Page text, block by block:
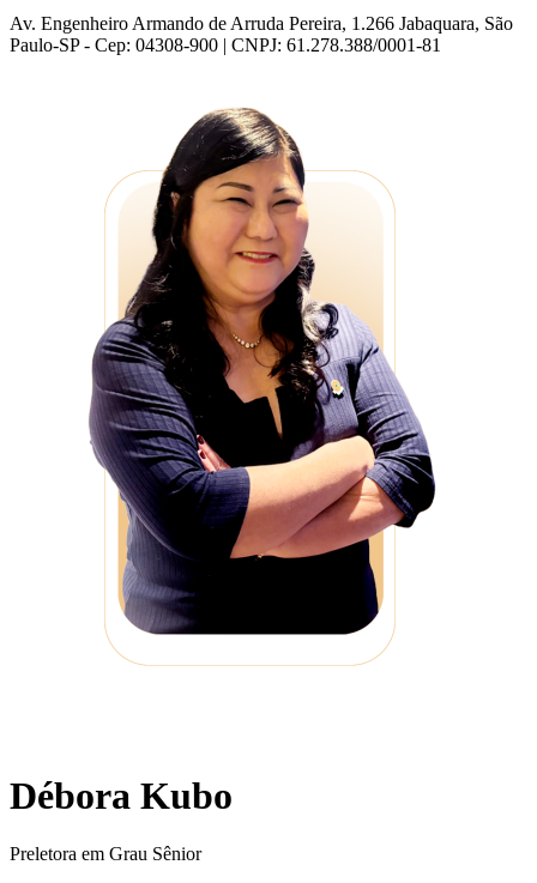
Av. Engenheiro Armando de Arruda Pereira, 1.266 Jabaquara, São
Paulo-SP - Cep: 04308-900 | CNPJ: 61.278.388/0001-81
Débora Kubo
Preletora em Grau Sênior